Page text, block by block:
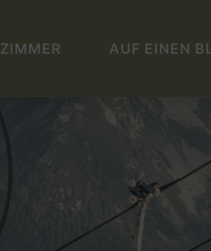
ZIMMER AUF EINEN